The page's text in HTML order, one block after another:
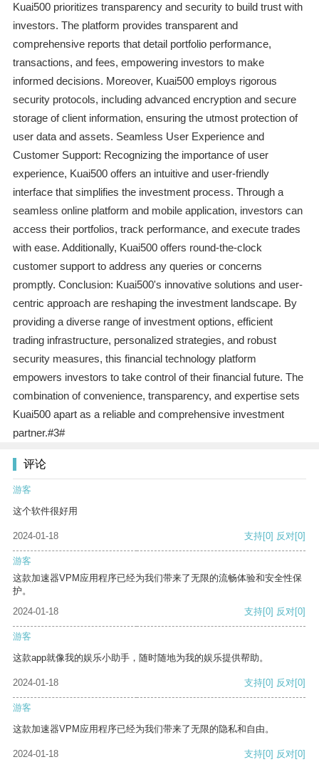
Kuai500 prioritizes transparency and security to build trust with
investors. The platform provides transparent and
comprehensive reports that detail portfolio performance,
transactions, and fees, empowering investors to make
informed decisions. Moreover, Kuai500 employs rigorous
security protocols, including advanced encryption and secure
storage of client information, ensuring the utmost protection of
user data and assets. Seamless User Experience and
Customer Support: Recognizing the importance of user
experience, Kuai500 offers an intuitive and user-friendly
interface that simplifies the investment process. Through a
seamless online platform and mobile application, investors can
access their portfolios, track performance, and execute trades
with ease. Additionally, Kuai500 offers round-the-clock
customer support to address any queries or concerns
promptly. Conclusion: Kuai500's innovative solutions and user-
centric approach are reshaping the investment landscape. By
providing a diverse range of investment options, efficient
trading infrastructure, personalized strategies, and robust
security measures, this financial technology platform
empowers investors to take control of their financial future. The
combination of convenience, transparency, and expertise sets
Kuai500 apart as a reliable and comprehensive investment
partner.#3#
评论
游客
这个软件很好用
2024-01-18 支持[0] 反对[0]
游客
这款加速器VPM应用程序已经为我们带来了无限的流畅体验和安全性保
护。
2024-01-18
支持[0] 反对[0]
游客
这款app就像我的娱乐小助手，随时随地为我的娱乐提供帮助。
2024-01-18 支持[0] 反对[0]
游客
这款加速器VPM应用程序已经为我们带来了无限的隐私和自由。
2024-01-18 支持[0] 反对[0]